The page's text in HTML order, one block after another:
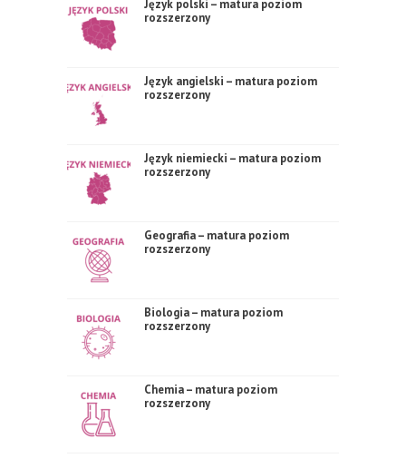
Język polski – matura poziom
rozszerzony
Język angielski – matura poziom
rozszerzony
Język niemiecki – matura poziom
rozszerzony
Geografia – matura poziom
rozszerzony
Biologia – matura poziom
rozszerzony
Chemia – matura poziom
rozszerzony